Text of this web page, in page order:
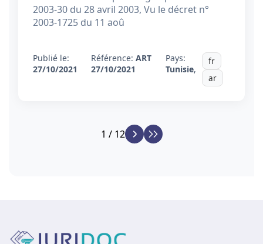
2003-30 du 28 avril 2003, Vu le décret n°
2003-1725 du 11 aoû
Publié le:
27/10/2021
Référence: ART
27/10/2021
Pays:
Tunisie,
fr
ar
1 / 12